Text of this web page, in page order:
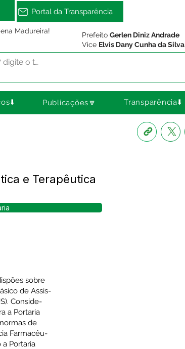
Portal da Transparência
Madureira! Prefeito Gerlen Diniz Andrade
Vice Elvis Dany Cunha da Silva
Publicações🔽 Transparência⬇️
e Terapêutica
sobre
de Assis-
Conside-
a Portaria
de
Farmacêu-
Portaria